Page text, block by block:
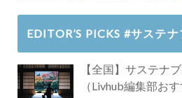
EDITOR’S PICKS #サステ
【全国】サステナ
（Livhub編集部おす